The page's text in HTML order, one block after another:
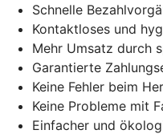
Schnelle
Kontaktloses und
Mehr Umsatz durch
Garantierte
Keine Fehler beim
Keine Probleme mit
Einfacher und